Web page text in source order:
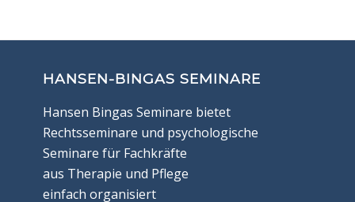
HANSEN-BINGAS SEMINARE
Hansen Bingas Seminare bietet
Rechtsseminare und psychologische
Seminare für Fachkräfte
aus Therapie und Pflege
einfach organisiert